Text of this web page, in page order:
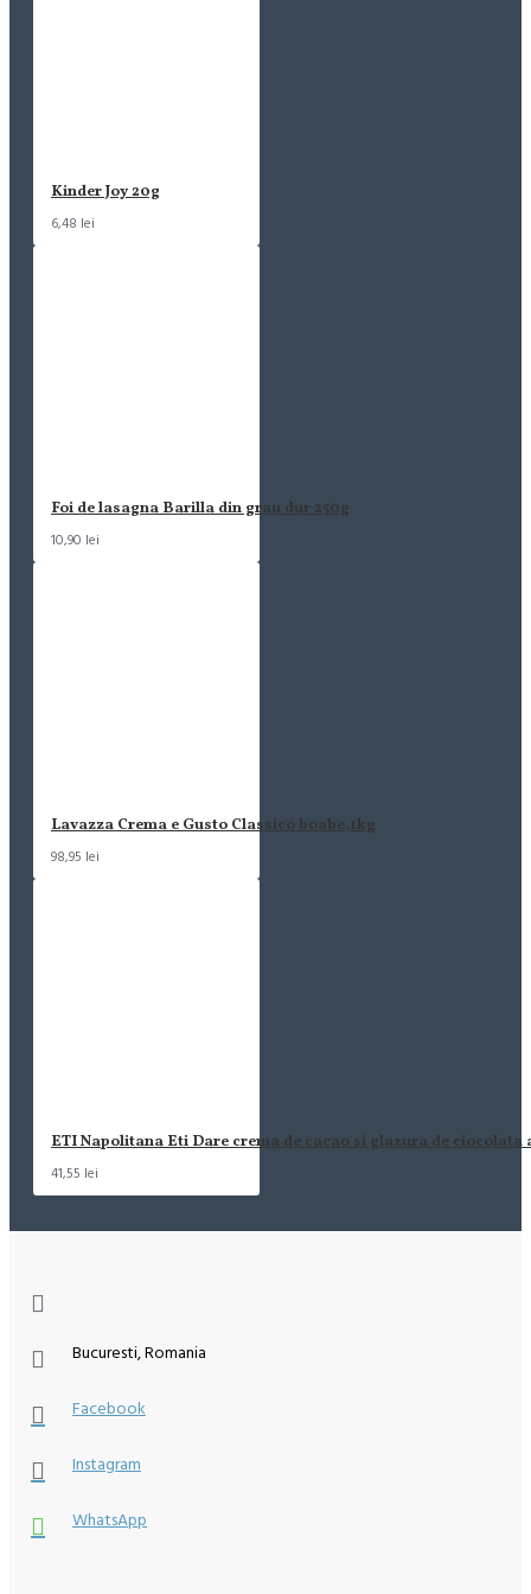
Kinder Joy 20g
6,48 lei
Foi de lasagna Barilla din grau dur 250g
10,90 lei
Lavazza Crema e Gusto Classico boabe,1kg
98,95 lei
ETI Napolitana Eti Dare crema de cacao si glazura de ciocolata
41,55 lei
Bucuresti, Romania
Facebook
Instagram
WhatsApp